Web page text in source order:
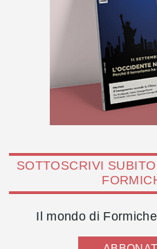
SOTTOSCRIVI
Il mondo di